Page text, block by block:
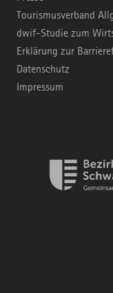
Tourismusverband
dwif-Studie zum
Erklärung zur
Datenschutz
Impressum